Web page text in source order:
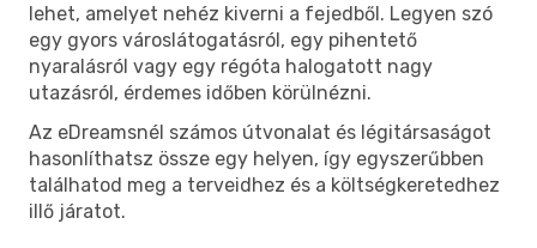
lehet, amelyet nehéz kiverni a fejedből. Legyen szó
egy gyors városlátogatásról, egy pihentető
nyaralásról vagy egy régóta halogatott nagy
utazásról, érdemes időben körülnézni.
Az eDreamsnél számos útvonalat és légitársaságot
hasonlíthatsz össze egy helyen, így egyszerűbben
találhatod meg a terveidhez és a költségkeretedhez
illő járatot.